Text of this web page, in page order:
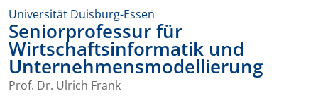
Universität Duisburg-Essen
Seniorprofessur für
Wirtschaftsinformatik und
Unternehmensmodellierung
Prof. Dr. Ulrich Frank